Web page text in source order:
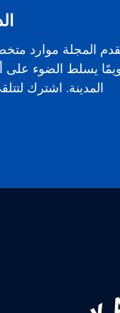
المجلة موارد
يسلط الضوء على
المدينة. اشترك